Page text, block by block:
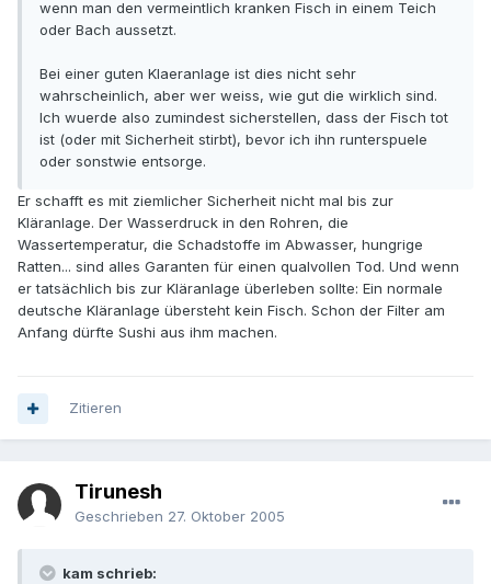
wenn man den vermeintlich kranken Fisch in einem Teich
oder Bach aussetzt.
Bei einer guten Klaeranlage ist dies nicht sehr
wahrscheinlich, aber wer weiss, wie gut die wirklich sind.
Ich wuerde also zumindest sicherstellen, dass der Fisch tot
ist (oder mit Sicherheit stirbt), bevor ich ihn runterspuele
oder sonstwie entsorge.
Er schafft es mit ziemlicher Sicherheit nicht mal bis zur
Kläranlage. Der Wasserdruck in den Rohren, die
Wassertemperatur, die Schadstoffe im Abwasser, hungrige
Ratten... sind alles Garanten für einen qualvollen Tod. Und wenn
er tatsächlich bis zur Kläranlage überleben sollte: Ein normale
deutsche Kläranlage übersteht kein Fisch. Schon der Filter am
Anfang dürfte Sushi aus ihm machen.
Zitieren
Tirunesh
Geschrieben 27. Oktober 2005
kam schrieb: